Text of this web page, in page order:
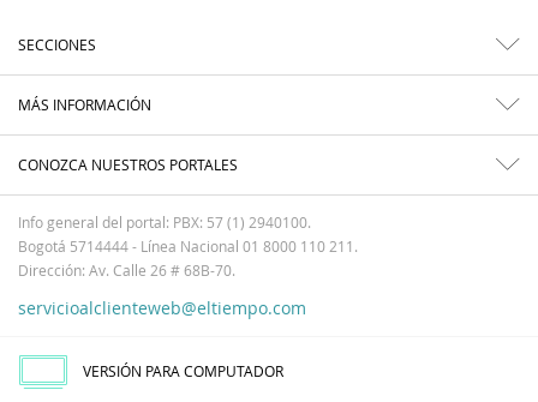
SECCIONES
MÁS INFORMACIÓN
CONOZCA NUESTROS PORTALES
Info general del portal: PBX: 57 (1) 2940100.
Bogotá 5714444 - Línea Nacional 01 8000 110 211.
Dirección: Av. Calle 26 # 68B-70.
servicioalclienteweb@eltiempo.com
VERSIÓN PARA COMPUTADOR